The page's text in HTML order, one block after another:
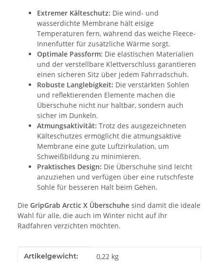
Extremer Kälteschutz: Die wind- und
wasserdichte Membrane hält eisige
Temperaturen fern, während das weiche Fleece-
Innenfutter für zusätzliche Wärme sorgt.
Optimale Passform: Die elastischen Materialien
und der verstellbare Klettverschluss garantieren
einen sicheren Sitz über jedem Fahrradschuh.
Robuste Langlebigkeit: Die verstärkten Sohlen
und reflektierenden Elemente machen die
Überschuhe nicht nur haltbar, sondern auch
sicher im Dunkeln.
Atmungsaktivität: Trotz des ausgezeichneten
Kälteschutzes ermöglicht die atmungsaktive
Membrane eine gute Luftzirkulation, um
Schweißbildung zu minimieren.
Praktisches Design: Die Überschuhe sind leicht
anzuziehen und verfügen über eine rutschfeste
Sohle für besseren Halt beim Gehen.
Die GripGrab Arctic X Überschuhe sind damit die ideale
Wahl für alle, die auch im Winter nicht auf ihr
Radfahren verzichten möchten.
Produkteigenschaft
Wert
Artikelgewicht: 0,22 kg